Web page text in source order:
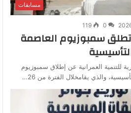
مسابقات
0
119
سمبوزيوم العاصمة
للتنمية العمرانية عن إطلاق سمبوزيوم
والذي يقامخلال الفترة من 26…